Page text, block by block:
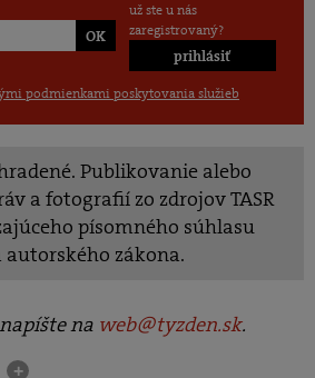
už ste u nás
zaregistrovaný?
prihlásiť
podmienkami poskytovania služieb
Publikovanie alebo
a fotografií zo zdrojov TASR
písomného súhlasu
autorského zákona.
na web@tyzden.sk.
+